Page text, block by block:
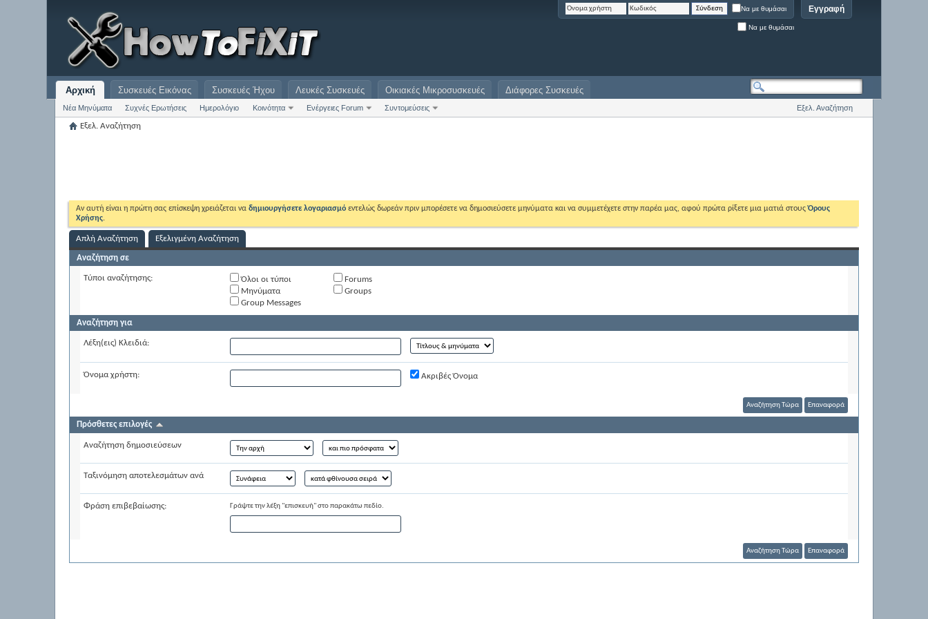
Εγγραφή
Να με θυμάσαι
Να με θυμάσαι
Αρχική
Νέα Μηνύματα Συχνές Ερωτήσεις Ημερολόγιο Κοινότητα Ενέργειες Forum Συντομεύσεις
Συσκευές Εικόνας Συσκευές Ήχου Λευκές Συσκευές Οικιακές Μικροσυσκευές Διάφορες Συσκευές
Εξελ. Αναζήτηση
Εξελ. Αναζήτηση
Αν αυτή είναι η πρώτη σας επίσκεψη χρειάζεται ναδημιουργήσετε λογαριασμό εντελώς δωρεάν πριν μπορέσετε να δημοσιεύσετε μηνύματα και να συμμετέχετε στην παρέα μας, αφού πρώτα ρίξετε μια ματιά στουςΌρους
Χρήσης.
Απλή Αναζήτηση Εξελιγμένη Αναζήτηση
Αναζήτηση σε
Τύποι αναζήτησης: Όλοι οι τύποι
Forums
Μηνύματα
Groups
Group Messages
Αναζήτηση για
Λέξη(εις) Κλειδιά:
Όνομα χρήστη: Ακριβές Όνομα
Πρόσθετες επιλογές
Αναζήτηση δημοσιεύσεων
Ταξινόμηση αποτελεσμάτων ανά
Φράση επιβεβαίωσης: Γράψτε την λέξη "επισκευή" στο παρακάτω πεδίο.